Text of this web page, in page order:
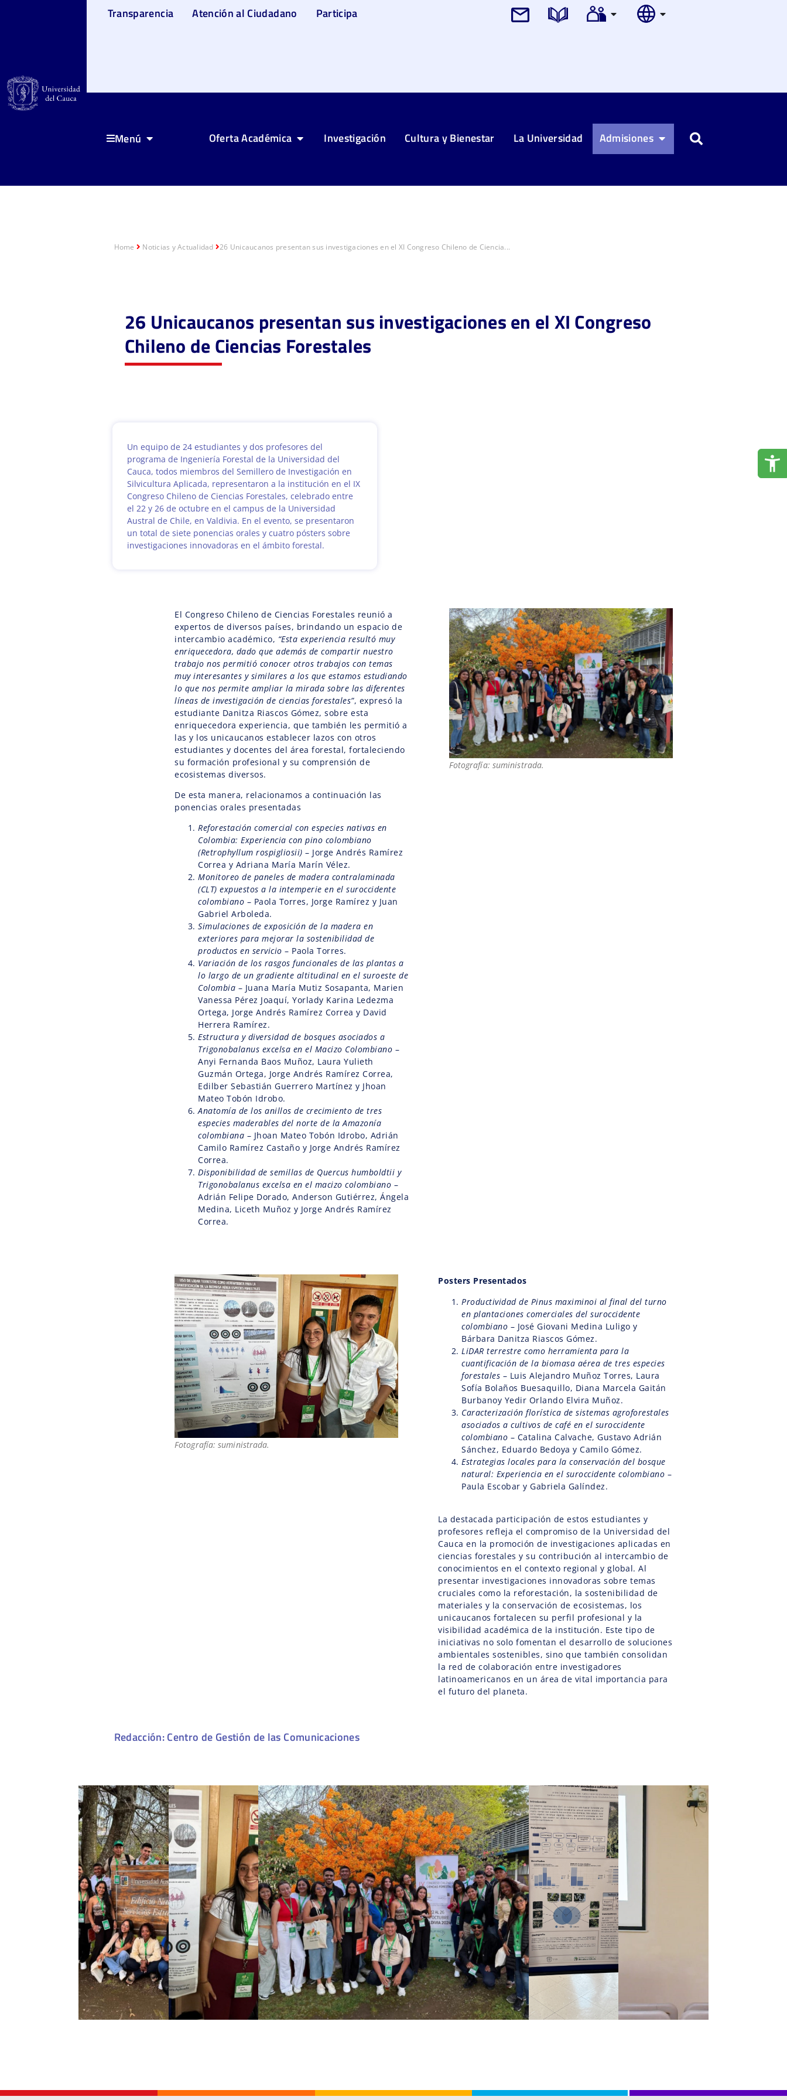
Transparencia Atención al Ciudadano Participa
Menú Oferta Académica Investigación Cultura y Bienestar La Universidad Admisiones Buscar
Home Noticias y Actualidad 26 Unicaucanos presentan sus investigaciones en el XI Congreso Chileno de Ciencia...
26 Unicaucanos presentan sus investigaciones en el XI Congreso
Chileno de Ciencias Forestales
Un equipo de 24 estudiantes y dos profesores del
programa de Ingeniería Forestal de la Universidad del
Cauca, todos miembros del Semillero de Investigación en
Silvicultura Aplicada, representaron a la institución en el IX
Congreso Chileno de Ciencias Forestales, celebrado entre
el 22 y 26 de octubre en el campus de la Universidad
Austral de Chile, en Valdivia. En el evento, se presentaron
un total de siete ponencias orales y cuatro pósters sobre
investigaciones innovadoras en el ámbito forestal.
El Congreso Chileno de Ciencias Forestales reunió a
expertos de diversos países, brindando un espacio de
intercambio académico, “Esta experiencia resultó muy
enriquecedora, dado que además de compartir nuestro
trabajo nos permitió conocer otros trabajos con temas
muy interesantes y similares a los que estamos estudiando
lo que nos permite ampliar la mirada sobre las diferentes
líneas de investigación de ciencias forestales”, expresó la
estudiante Danitza Riascos Gómez, sobre esta
enriquecedora experiencia, que también les permitió a
las y los unicaucanos establecer lazos con otros
estudiantes y docentes del área forestal, fortaleciendo
su formación profesional y su comprensión de
ecosistemas diversos.
De esta manera, relacionamos a continuación las
ponencias orales presentadas
Reforestación comercial con especies nativas en
Colombia: Experiencia con pino colombiano
(Retrophyllum rospigliosii) – Jorge Andrés Ramírez
Correa y Adriana María Marín Vélez.
Monitoreo de paneles de madera contralaminada
(CLT) expuestos a la intemperie en el suroccidente
colombiano – Paola Torres, Jorge Ramírez y Juan
Gabriel Arboleda.
Simulaciones de exposición de la madera en
exteriores para mejorar la sostenibilidad de
productos en servicio – Paola Torres.
Variación de los rasgos funcionales de las plantas a
lo largo de un gradiente altitudinal en el suroeste de
Colombia – Juana María Mutiz Sosapanta, Marien
Vanessa Pérez Joaquí, Yorlady Karina Ledezma
Ortega, Jorge Andrés Ramírez Correa y David
Herrera Ramírez.
Estructura y diversidad de bosques asociados a
Trigonobalanus excelsa en el Macizo Colombiano –
Anyi Fernanda Baos Muñoz, Laura Yulieth
Guzmán Ortega, Jorge Andrés Ramírez Correa,
Edilber Sebastián Guerrero Martínez y Jhoan
Mateo Tobón Idrobo.
Anatomía de los anillos de crecimiento de tres
especies maderables del norte de la Amazonía
colombiana – Jhoan Mateo Tobón Idrobo, Adrián
Camilo Ramírez Castaño y Jorge Andrés Ramírez
Correa.
Disponibilidad de semillas de Quercus humboldtii y
Trigonobalanus excelsa en el macizo colombiano –
Adrián Felipe Dorado, Anderson Gutiérrez, Ángela
Medina, Liceth Muñoz y Jorge Andrés Ramírez
Correa.
Fotografía: suministrada.
Fotografía: suministrada.
Posters Presentados
Productividad de Pinus maximinoi al final del turno
en plantaciones comerciales del suroccidente
colombiano – José Giovani Medina Luligo y
Bárbara Danitza Riascos Gómez.
LiDAR terrestre como herramienta para la
cuantificación de la biomasa aérea de tres especies
forestales – Luis Alejandro Muñoz Torres, Laura
Sofía Bolaños Buesaquillo, Diana Marcela Gaitán
Burbanoy Yedir Orlando Elvira Muñoz.
Caracterización florística de sistemas agroforestales
asociados a cultivos de café en el suroccidente
colombiano – Catalina Calvache, Gustavo Adrián
Sánchez, Eduardo Bedoya y Camilo Gómez.
Estrategias locales para la conservación del bosque
natural: Experiencia en el suroccidente colombiano –
Paula Escobar y Gabriela Galíndez.
La destacada participación de estos estudiantes y
profesores refleja el compromiso de la Universidad del
Cauca en la promoción de investigaciones aplicadas en
ciencias forestales y su contribución al intercambio de
conocimientos en el contexto regional y global. Al
presentar investigaciones innovadoras sobre temas
cruciales como la reforestación, la sostenibilidad de
materiales y la conservación de ecosistemas, los
unicaucanos fortalecen su perfil profesional y la
visibilidad académica de la institución. Este tipo de
iniciativas no solo fomentan el desarrollo de soluciones
ambientales sostenibles, sino que también consolidan
la red de colaboración entre investigadores
latinoamericanos en un área de vital importancia para
el futuro del planeta.
Redacción: Centro de Gestión de las Comunicaciones